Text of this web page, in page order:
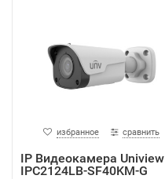
избранное сравнить
IP Видеокамера Uniview
IPC2124LB-SF40KM-G